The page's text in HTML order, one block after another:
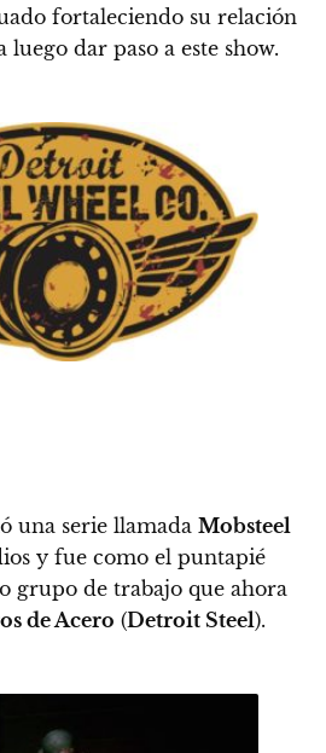
fortaleciendo su relación
luego dar paso a este show.
una serie llamada Mobsteel
y fue como el puntapié
grupo de trabajo que ahora
de Acero (Detroit Steel).